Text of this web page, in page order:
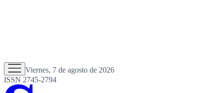
Viernes, 7 de agosto de 2026
ISSN 2745-2794